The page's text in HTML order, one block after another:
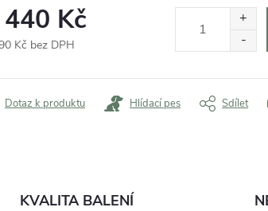
Kč
Kč bez DPH
Dotaz k produktu Hlídací pes Sdílet
KVALITA BALENÍ